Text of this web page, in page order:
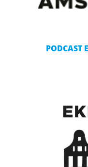
PODCAST